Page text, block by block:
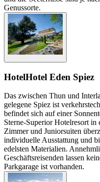
Genussorte.
HotelHotel Eden Spiez
Das zwischen Thun und
gelegene Spiez ist
befindet sich auf einer
Sterne-Superior Hotelresort
Zimmer und Juniorsuiten
individuelle Ausstattung und
edelsten Materialien.
Geschäftsreisenden lassen
Parkgarage ist vorhanden.